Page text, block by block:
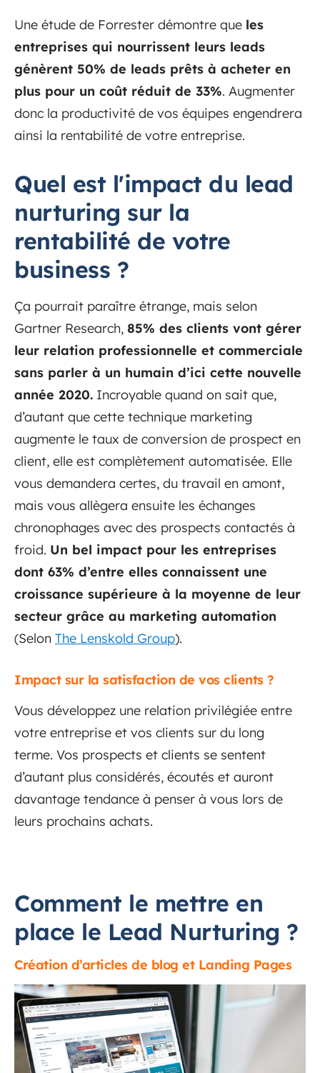
Une étude de Forrester démontre que les
entreprises qui nourrissent leurs leads
génèrent 50% de leads prêts à acheter en
plus pour un coût réduit de 33%. Augmenter
donc la productivité de vos équipes engendrera
ainsi la rentabilité de votre entreprise.
Quel est l'impact du lead
nurturing sur la
rentabilité de votre
business ?
Ça pourrait paraître étrange, mais selon
Gartner Research, 85% des clients vont gérer
leur relation professionnelle et commerciale
sans parler à un humain d’ici cette nouvelle
année 2020. Incroyable quand on sait que,
d’autant que cette technique marketing
augmente le taux de conversion de prospect en
client, elle est complètement automatisée. Elle
vous demandera certes, du travail en amont,
mais vous allègera ensuite les échanges
chronophages avec des prospects contactés à
froid. Un bel impact pour les entreprises
dont 63% d’entre elles connaissent une
croissance supérieure à la moyenne de leur
secteur grâce au marketing automation
(Selon The Lenskold Group).
Impact sur la satisfaction de vos clients ?
Vous développez une relation privilégiée entre
votre entreprise et vos clients sur du long
terme. Vos prospects et clients se sentent
d’autant plus considérés, écoutés et auront
davantage tendance à penser à vous lors de
leurs prochains achats.
Comment le mettre en
place le Lead Nurturing ?
Création d’articles de blog et Landing Pages